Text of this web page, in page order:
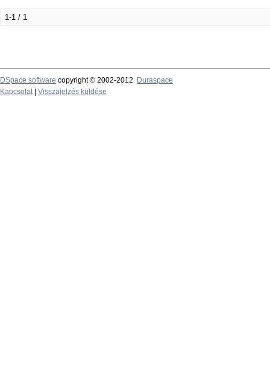
1-1 / 1
DSpace software copyright © 2002-2012
Duraspace
Kapcsolat| Visszajelzés küldése